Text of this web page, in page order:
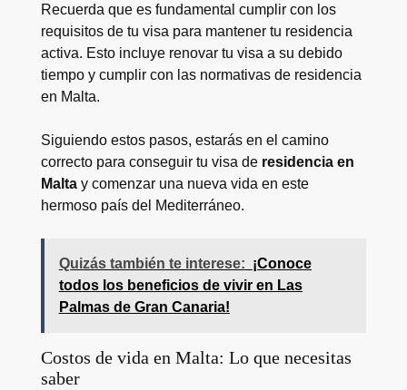
Recuerda que es fundamental cumplir con los
requisitos de tu visa para mantener tu residencia
activa. Esto incluye renovar tu visa a su debido
tiempo y cumplir con las normativas de residencia
en Malta.
Siguiendo estos pasos, estarás en el camino
correcto para conseguir tu visa de residencia en
Maltay comenzar una nueva vida en este
hermoso país del Mediterráneo.
Quizás también te interese: ¡Conoce
todos los beneficios de vivir en Las
Palmas de Gran Canaria!
Costos de vida en Malta: Lo que necesitas
saber